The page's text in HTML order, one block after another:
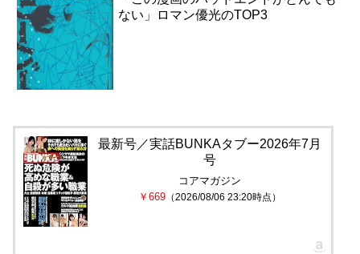
ない」ロマン優光のTOP3
最新号／実話BUNKAタブー2026年7月
号
コアマガジン
￥669 （2026/08/06 23:20時点）